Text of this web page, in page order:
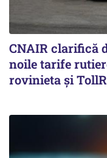
CNAIR clarifică
noile tarife
rovinieta și